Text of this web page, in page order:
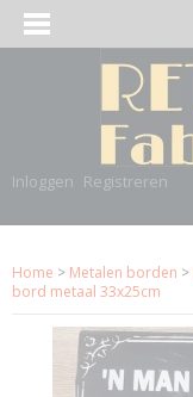
Inloggen Registreren
Home > Metalen borden >
bord metaal 33x25cm